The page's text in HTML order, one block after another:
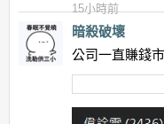
15小時前
暗殺破壞
公司一直賺錢